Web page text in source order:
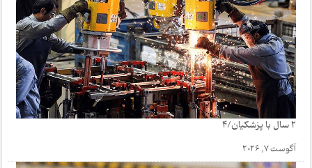
2 سال با پزشکیان/4
آگوست 7, 2026